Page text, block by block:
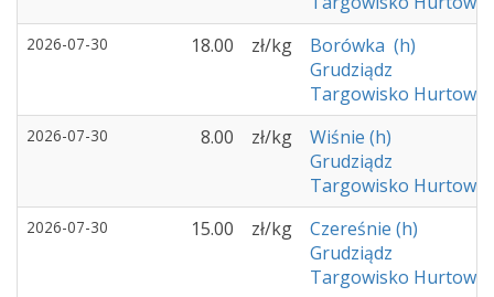
2026-07-30 18.00 zł/kg
Borówka (h)
Grudziądz
Targowisko Hurtowe
2026-07-30 8.00 zł/kg
Wiśnie (h)
Grudziądz
Targowisko Hurtowe
2026-07-30 15.00 zł/kg
Czereśnie (h)
Grudziądz
Targowisko Hurtowe